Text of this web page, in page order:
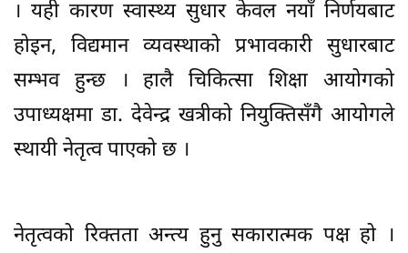
। यही कारण स्वास्थ्य सुधार केवल नयाँ निर्णयबाट
होइन, विद्यमान व्यवस्थाको प्रभावकारी सुधारबाट
सम्भव हुन्छ । हालै चिकित्सा शिक्षा आयोगको
उपाध्यक्षमा डा. देवेन्द्र खत्रीको नियुक्तिसँगै आयोगले
स्थायी नेतृत्व पाएको छ ।
नेतृत्वको रिक्तता अन्त्य हुनु सकारात्मक पक्ष हो ।